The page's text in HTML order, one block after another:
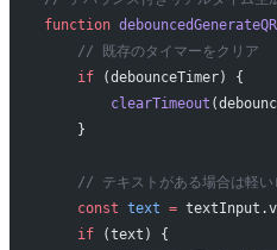
function
    // 既存のタイマーをクリア
    if
(debounceTimer) {
        clearTimeout
    }
// テキストがある場合は軽い
    const
text =
    if
(text) {